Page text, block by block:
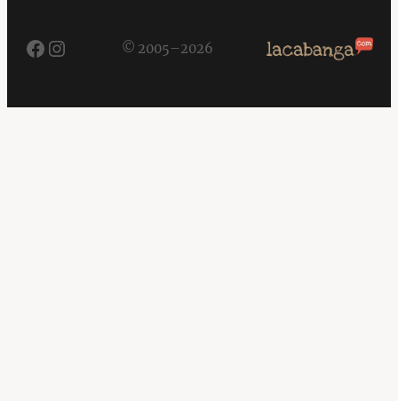
Facebook
Instagram© 2005–2026